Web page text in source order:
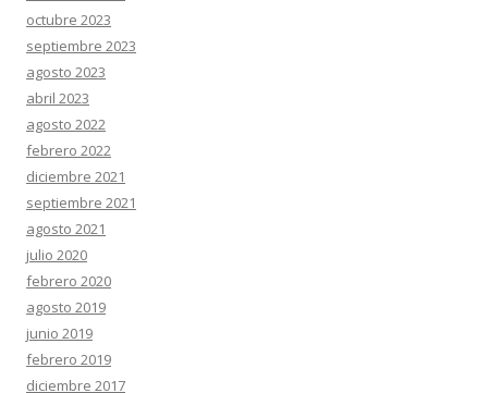
octubre 2023
septiembre 2023
agosto 2023
abril 2023
agosto 2022
febrero 2022
diciembre 2021
septiembre 2021
agosto 2021
julio 2020
febrero 2020
agosto 2019
junio 2019
febrero 2019
diciembre 2017